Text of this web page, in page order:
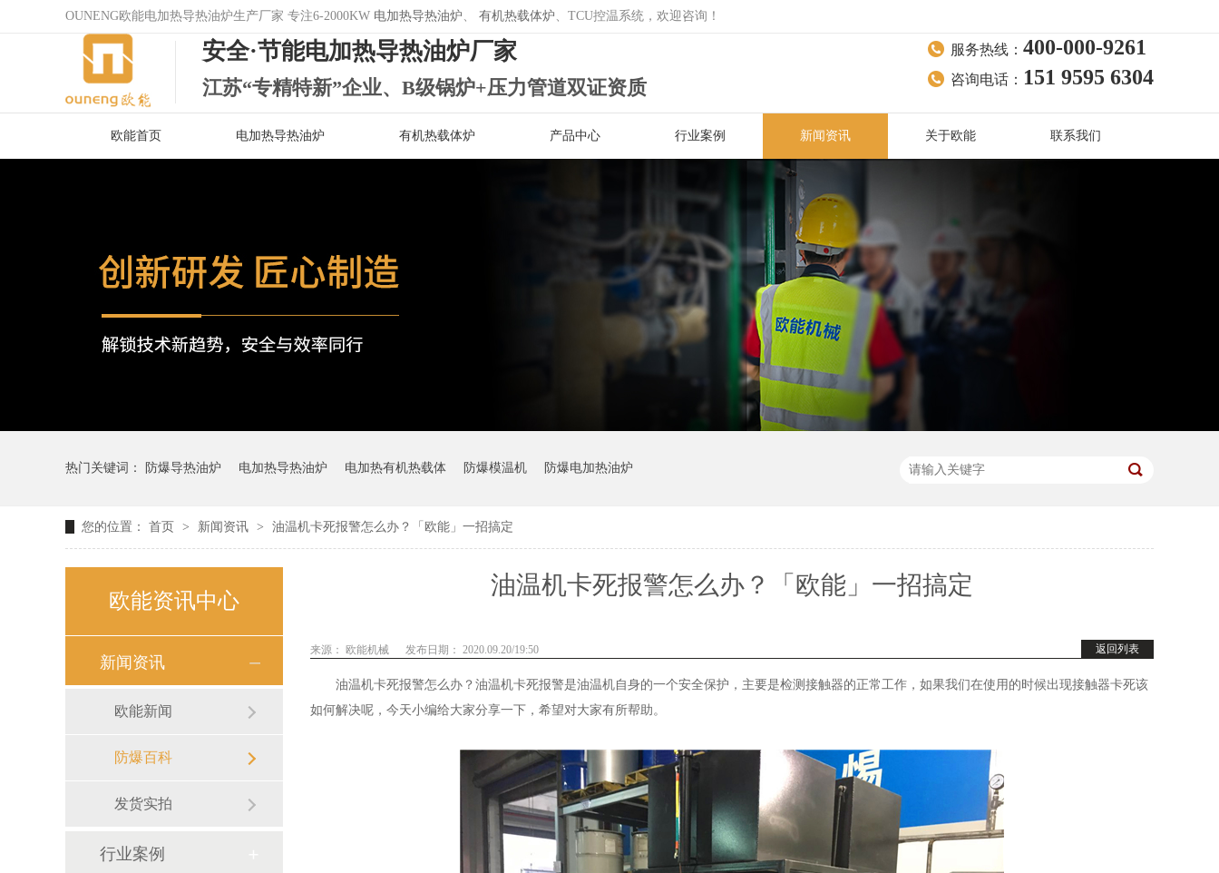
OUNENG欧能电加热导热油炉生产厂家 专注6-2000KW 电加热导热油炉 、 有机热载体炉 、TCU控温系统，欢迎咨询！
安全·节能电加热导热油炉厂家
江苏“专精特新”企业、B级锅炉+压力管道双证资质
服务热线： 400-000-9261
咨询电话： 151 9595 6304
欧能首页 电加热导热油炉 有机热载体炉 产品中心 行业案例 新闻资讯 关于欧能 联系我们
热门关键词： 防爆导热油炉 电加热导热油炉 电加热有机热载体 防爆模温机 防爆电加热油炉
您的位置： 首页 > 新闻资讯 > 油温机卡死报警怎么办？「欧能」一招搞定
油温机卡死报警怎么办？「欧能」一招搞定
返回列表
来源： 欧能机械 发布日期： 2020.09.20/19:50
油温机卡死报警怎么办？油温机卡死报警是油温机自身的一个安全保护，主要是检测接触器的正常工作，如果我们在使用的时候出现接触器卡死该
如何解决呢，今天小编给大家分享一下，希望对大家有所帮助。
欧能资讯中心
新闻资讯
欧能新闻
防爆百科
发货实拍
行业案例